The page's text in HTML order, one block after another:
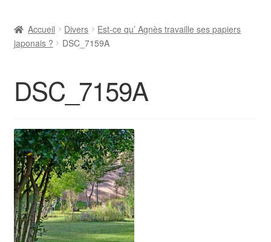
A propos
Accueil Divers
Est-ce qu’ Agnès travaille ses papiers
japonais ?
DSC_7159A
DSC_7159A